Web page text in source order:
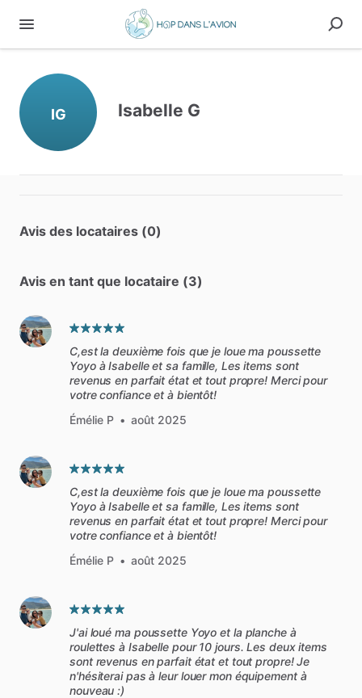
IG Isabelle G
Avis des locataires (0)
Avis en tant que locataire (3)
C,est la deuxième fois que je loue ma poussette
Yoyo à Isabelle et sa famille, Les items sont
revenus en parfait état et tout propre! Merci pour
votre confiance et à bientôt!
Émélie P • août 2025
C,est la deuxième fois que je loue ma poussette
Yoyo à Isabelle et sa famille, Les items sont
revenus en parfait état et tout propre! Merci pour
votre confiance et à bientôt!
Émélie P • août 2025
J'ai loué ma poussette Yoyo et la planche à
roulettes à Isabelle pour 10 jours. Les deux items
sont revenus en parfait état et tout propre! Je
n'hésiterai pas à leur louer mon équipement à
nouveau :)